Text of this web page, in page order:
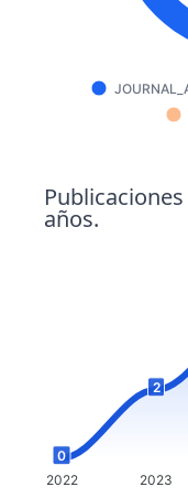
años.
0
2
2022 2023